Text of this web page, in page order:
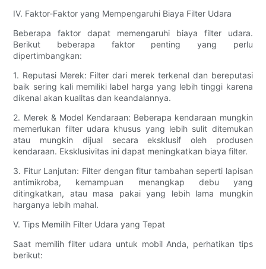
IV. Faktor-Faktor yang Mempengaruhi Biaya Filter Udara
Beberapa faktor dapat memengaruhi biaya filter udara.
Berikut beberapa faktor penting yang perlu
dipertimbangkan:
1. Reputasi Merek: Filter dari merek terkenal dan bereputasi
baik sering kali memiliki label harga yang lebih tinggi karena
dikenal akan kualitas dan keandalannya.
2. Merek & Model Kendaraan: Beberapa kendaraan mungkin
memerlukan filter udara khusus yang lebih sulit ditemukan
atau mungkin dijual secara eksklusif oleh produsen
kendaraan. Eksklusivitas ini dapat meningkatkan biaya filter.
3. Fitur Lanjutan: Filter dengan fitur tambahan seperti lapisan
antimikroba, kemampuan menangkap debu yang
ditingkatkan, atau masa pakai yang lebih lama mungkin
harganya lebih mahal.
V. Tips Memilih Filter Udara yang Tepat
Saat memilih filter udara untuk mobil Anda, perhatikan tips
berikut: